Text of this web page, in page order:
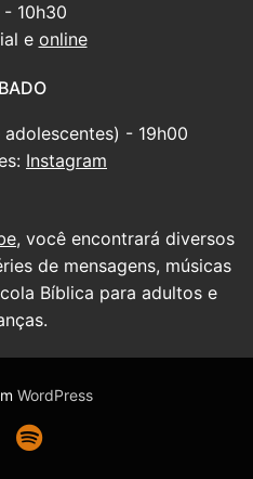
10h30
e online
- 19h00
Instagram
, você encontrará diversos
de mensagens, músicas
Bíblica para adultos e
WordPress